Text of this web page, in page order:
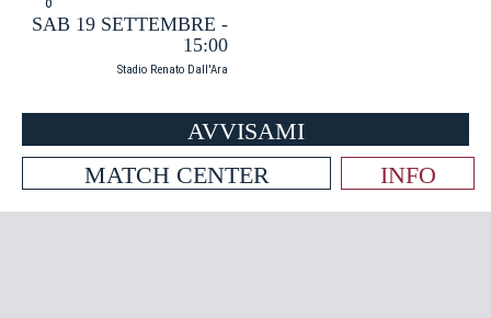
SAB 19 SETTEMBRE -
15:00
Stadio Renato Dall'Ara
AVVISAMI
MATCH CENTER
INFO